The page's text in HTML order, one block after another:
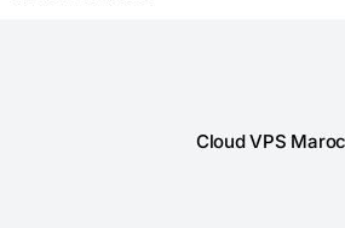
Cloud VPS Maroc